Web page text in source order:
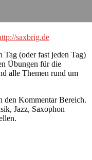
saxbrig.de
(oder fast jeden Tag)
Übungen für die
alle Themen rund um
den Kommentar Bereich.
Jazz, Saxophon